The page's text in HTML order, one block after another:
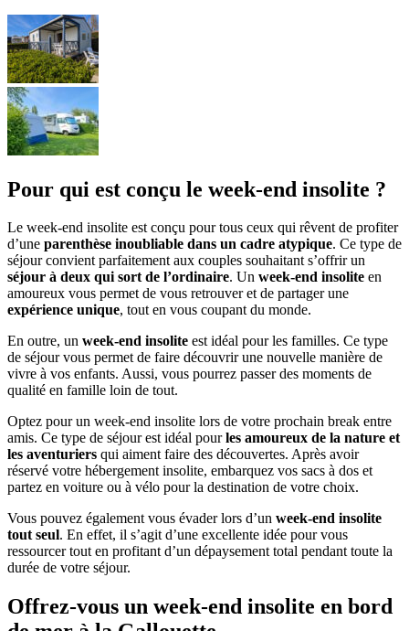
Pour qui est conçu le week-end insolite ?
Le week-end insolite est conçu pour tous ceux qui rêvent de profiter
d’une parenthèse inoubliable dans un cadre atypique. Ce type de
séjour convient parfaitement aux couples souhaitant s’offrir un
séjour à deux qui sort de l’ordinaire. Un week-end insolite en
amoureux vous permet de vous retrouver et de partager une
expérience unique, tout en vous coupant du monde.
En outre, un week-end insolite est idéal pour les familles. Ce type
de séjour vous permet de faire découvrir une nouvelle manière de
vivre à vos enfants. Aussi, vous pourrez passer des moments de
qualité en famille loin de tout.
Optez pour un week-end insolite lors de votre prochain break entre
amis. Ce type de séjour est idéal pourles amoureux de la nature et
les aventuriers qui aiment faire des découvertes. Après avoir
réservé votre hébergement insolite, embarquez vos sacs à dos et
partez en voiture ou à vélo pour la destination de votre choix.
Vous pouvez également vous évader lors d’un week-end insolite
tout seul. En effet, il s’agit d’une excellente idée pour vous
ressourcer tout en profitant d’un dépaysement total pendant toute la
durée de votre séjour.
Offrez-vous un week-end insolite en bord